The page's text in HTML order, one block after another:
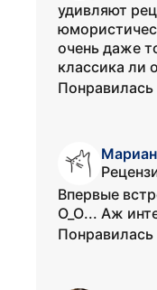
удивляют
очень даже
классика ли
Понравилась
Впервые
О_О... Аж
Понравилась